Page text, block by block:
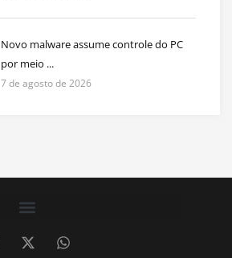
Novo malware assume controle do PC
por meio ...
7 de agosto de 2026